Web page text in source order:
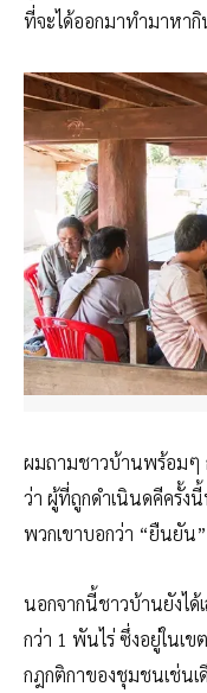
ที่จะได้ออกมาทำมาหากิ
ผมถามชาวบ้านพร้อมๆ
ว่า ผู้ที่ถูกดำเนินดคีครั้งนี้
พวกเขาบอกว่า “ยืนยัน”
นอกจากนี้ชาวบ้านยังได้
กว่า 1 พันไร่ ซึ่งอยู่ในเ
กฎกติกาของชุมชนเช่นเด